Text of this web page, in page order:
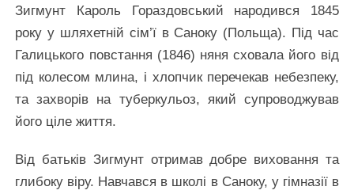
Зигмунт Кароль Гораздовський народився 1845
року у шляхетній сім’ї в Саноку (Польща). Під час
Галицького повстання (1846) няня сховала його від
під колесом млина, і хлопчик перечекав небезпеку,
та захворів на туберкульоз, який супроводжував
його ціле життя.
Від батьків Зигмунт отримав добре виховання та
глибоку віру. Навчався в школі в Саноку, у гімназії в